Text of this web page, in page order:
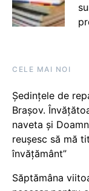
CELE MAI NOI
Ședințele de
Brașov.
naveta și
reușesc să mă
învățământ”
Săptămâna